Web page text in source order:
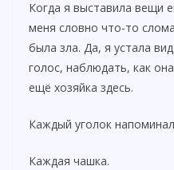
Когда я выставила вещи
меня словно что-то
была зла. Да, я устала
голос, наблюдать, как
ещё хозяйка здесь.
Каждый уголок
Каждая чашка.